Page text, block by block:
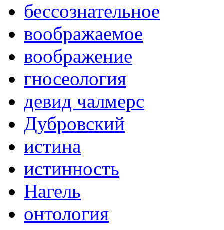
бессознательное
воображаемое
воображение
гносеология
девид чалмерс
Дубровский
истина
истинность
Нагель
онтология